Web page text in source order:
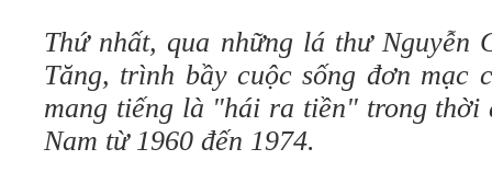
Thứ nhất, qua những lá thư Nguyễn
Tăng, trình bầy cuộc sống đơn mạc
mang tiếng là "hái ra tiền" trong thời
Nam từ 1960 đến 1974.